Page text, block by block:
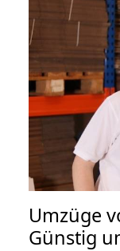
Umzüge
Günstig